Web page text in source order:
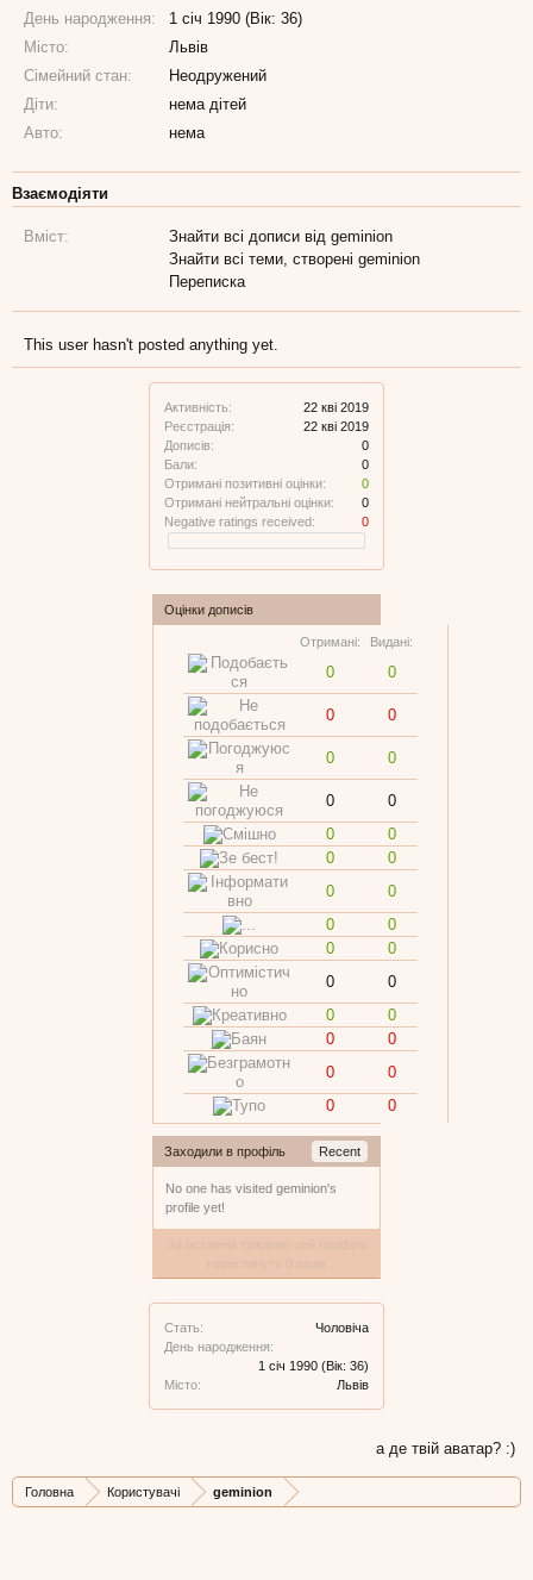
Активність:
22 кві 2019
Реєстрація:
22 кві 2019
Дописів:
0
Бали:
0
Отримані позитивні оцінки:
0
Отримані нейтральні оцінки:
0
Negative ratings received:
0
Оцінки дописів
Отримані: Видані:
0 0
0 0
0 0
0
0
0
0
0
0
0
0
0
0
0
0
0
0
0
0
0
0
0
0
0
0
Заходили в профіль Recent
No one has visited geminion's
profile yet!
Стать:
Чоловіча
День народження:
1 січ 1990 (Вік: 36)
Місто:
Львів
День народження:
1 січ 1990 (Вік: 36)
Місто:
Львів
Сімейний стан:
Неодружений
Діти:
нема дітей
Авто:
нема
Взаємодіяти
Вміст:
Знайти всі дописи від geminion
Знайти всі теми, створені geminion
Переписка
This user hasn't posted anything yet.
а де твій аватар? :)
Головна Користувачі geminion